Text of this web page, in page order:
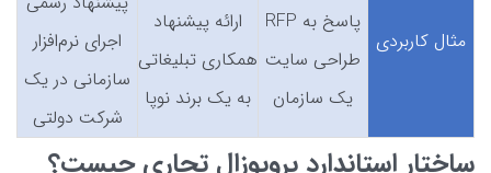
مثال کاربردی
پاسخ به RFP
طراحی سایت
یک سازمان
ارائه پیشنهاد
همکاری تبلیغاتی
به یک برند نوپا
اجرای نرم‌افزار
سازمانی در یک
شرکت دولتی
ساختار استاندارد پروپوزال تجاری چیست؟